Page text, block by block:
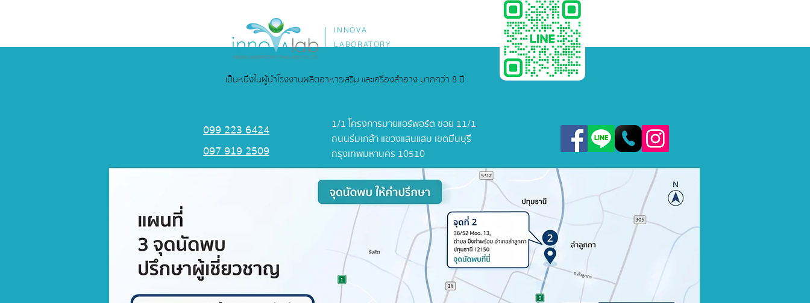
099 223 6424
1/1 โครงการมายแอร์พอร์ต ซอย 11/1
ถนนร่มเกล้า แขวงแสนแสบ เขตมีนบุรี
กรุงเทพมหานคร 10510
097 919 2509
INNOVA
LABORATORY
เป็นหนึ่งในผู้นำโรงงานผลิตอาหารเสริม และเครื่องสำอาง มากกว่า 8 ปี